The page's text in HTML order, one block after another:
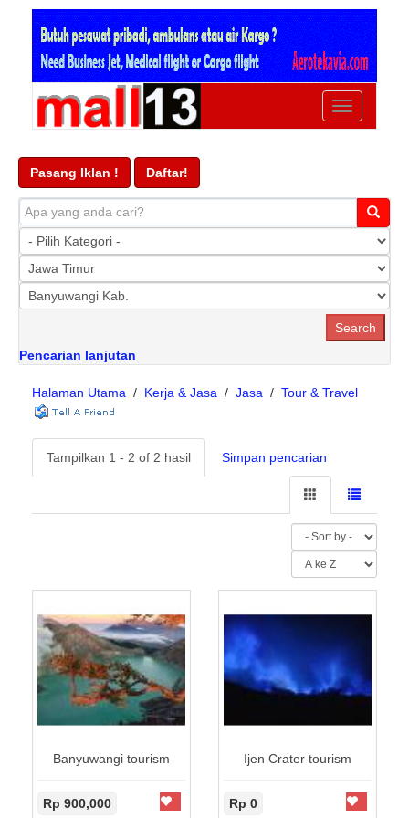
Ubah
navigasi
Pasang Iklan ! Daftar!
Pencarian lanjutan
Halaman Utama / Kerja & Jasa / Jasa / Tour & Travel
Tampilkan 1 - 2 of 2 hasil Simpan pencarian
Banyuwangi tourism
Rp 900,000
Ijen Crater tourism
Rp 0